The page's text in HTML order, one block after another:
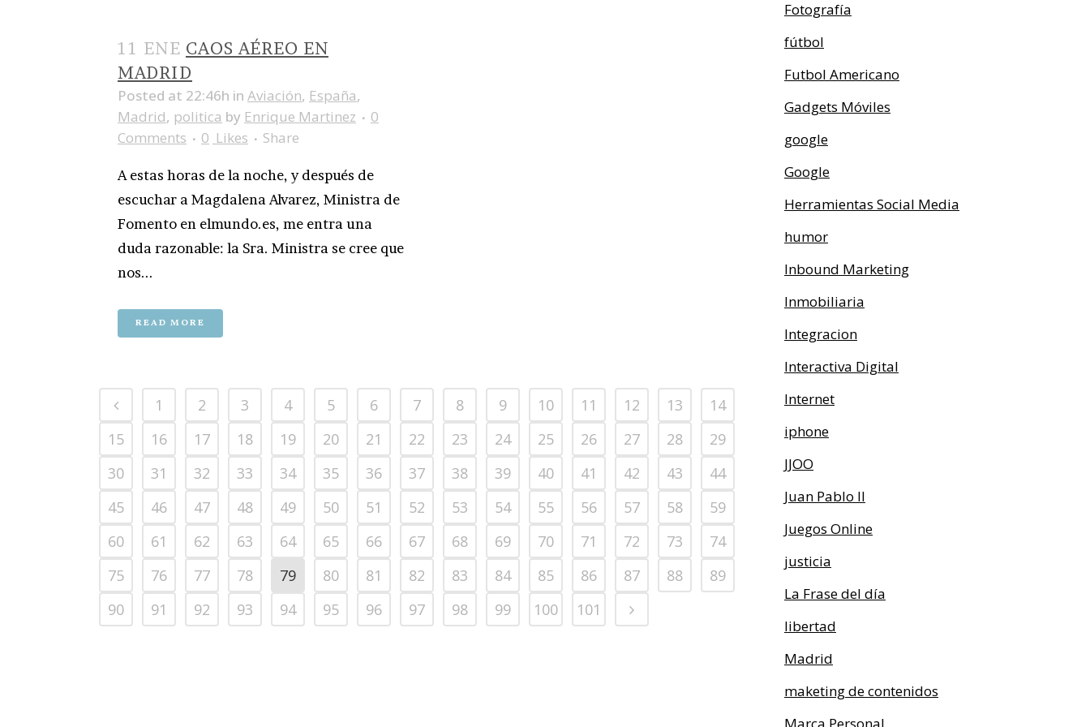
11 ENE CAOS AÉREO EN
MADRID
Posted at 22:46h in Aviación, España,
Madrid, politica by Enrique Martinez
0
Comments
0 Likes Share
A estas horas de la noche, y después de
escuchar a Magdalena Alvarez, Ministra de
Fomento en elmundo.es, me entra una
duda razonable: la Sra. Ministra se cree que
nos...
READ MORE
1 2 3 4 5 6 7 8 9 10 11 12 13
14
15
16 17 18 19 20 21 22 23 24 25 26 27 28
29
30
31 32 33 34 35 36 37 38 39 40 41 42 43
44
45
46 47 48 49 50 51 52 53 54 55 56 57 58
59
60
61 62 63 64 65 66 67 68 69 70 71 72 73
74
75
76 77 78 79 80 81 82 83 84 85 86 87 88
89
90
91 92 93 94 95 96 97 98 99 100 101
Fotografía
fútbol
Futbol Americano
Gadgets Móviles
google
Google
Herramientas Social Media
humor
Inbound Marketing
Inmobiliaria
Integracion
Interactiva Digital
Internet
iphone
JJOO
Juan Pablo II
Juegos Online
justicia
La Frase del día
libertad
Madrid
maketing de contenidos